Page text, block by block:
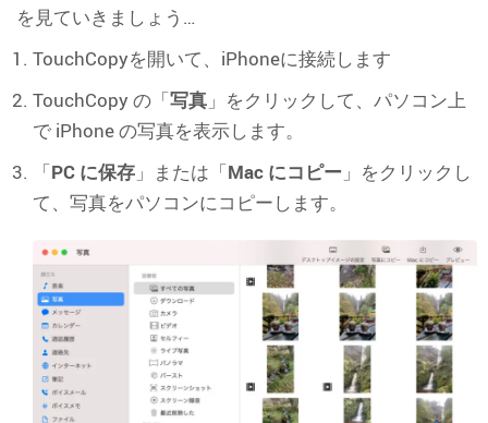
を見ていきましょう…
TouchCopyを開いて、iPhoneに接続します
TouchCopy の「写真 」をクリックして、パソコン上
で iPhone の写真を表示します。
「PC に保存 」または「Mac にコピー 」をクリックし
て、写真をパソコンにコピーします。